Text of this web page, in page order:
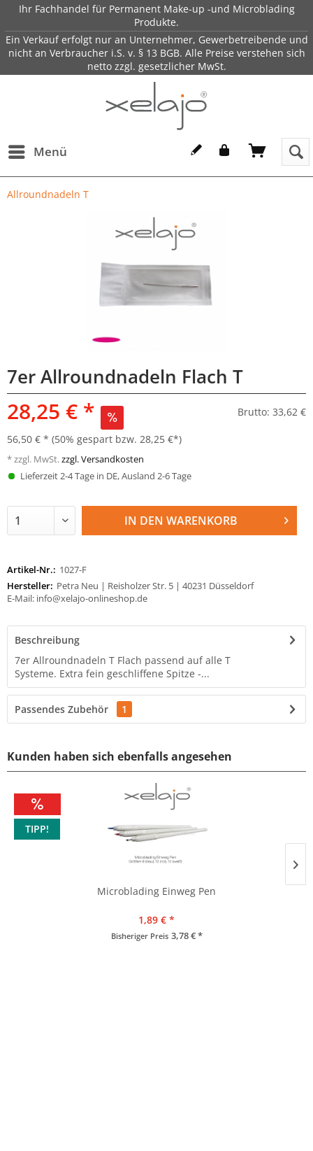
Ihr Fachhandel für Permanent Make-up -und Microblading
Produkte.
Ein Verkauf erfolgt nur an Unternehmer, Gewerbetreibende und
nicht an Verbraucher i.S. v. § 13 BGB. Alle Preise verstehen sich
netto zzgl. gesetzlicher MwSt.
Menü
Allroundnadeln T
7er Allroundnadeln Flach T
28,25 € * Brutto: 33,62 €
56,50 € * (50% gespart bzw. 28,25 €*)
* zzgl. MwSt.zzgl. Versandkosten
Lieferzeit 2-4 Tage in DE, Ausland 2-6 Tage
IN DEN WARENKORB
Artikel-Nr.: 1027-F
Hersteller: Petra Neu | Reisholzer Str. 5 | 40231 Düsseldorf
E-Mail: info@xelajo-onlineshop.de
Beschreibung
7er Allroundnadeln T Flach passend auf alle T
Systeme. Extra fein geschliffene Spitze -...
Passendes Zubehör 1
Kunden haben sich ebenfalls angesehen
TIPP!
Microblading Einweg Pen
1,89 € *
Bisheriger Preis 3,78 € *